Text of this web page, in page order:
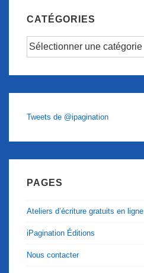
CATÉGORIES
Catégories
Tweets de @ipagination
PAGES
Ateliers d’écriture gratuits en ligne
iPagination Éditions
Nous contacter